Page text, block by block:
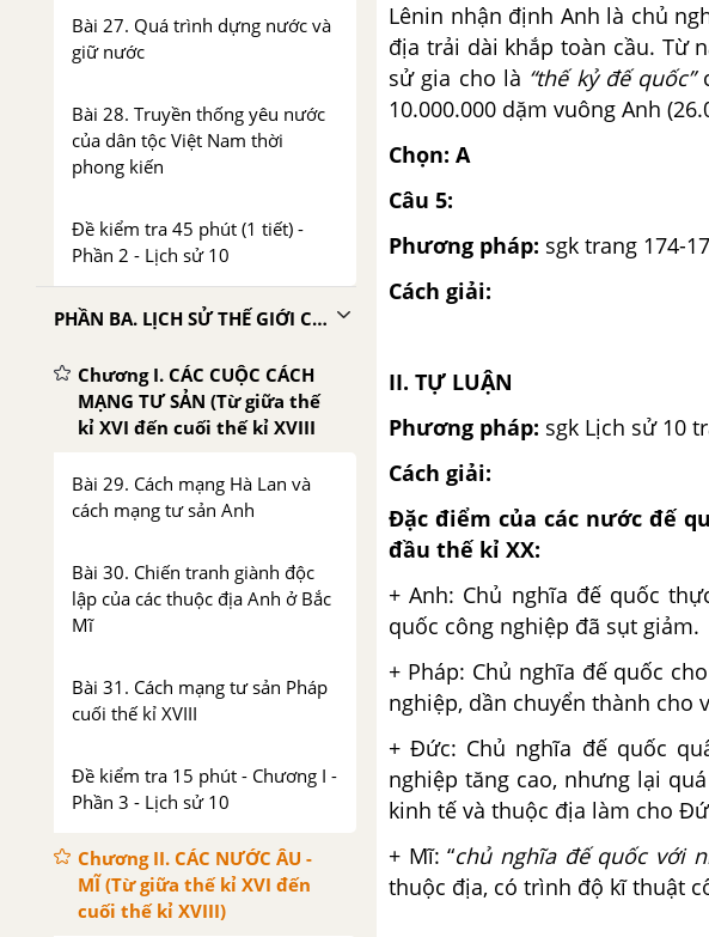
Bài 27. Quá trình dựng nước và
giữ nước
Bài 28. Truyền thống yêu nước
của dân tộc Việt Nam thời
phong kiến
Đề kiểm tra 45 phút (1 tiết) -
Phần 2 - Lịch sử 10
PHẦN BA. LỊCH SỬ THẾ GIỚI CẬN ĐẠI
Chương I. CÁC CUỘC CÁCH
MẠNG TƯ SẢN (Từ giữa thế
kỉ XVI đến cuối thế kỉ XVIII
Bài 29. Cách mạng Hà Lan và
cách mạng tư sản Anh
Bài 30. Chiến tranh giành độc
lập của các thuộc địa Anh ở Bắc
Mĩ
Bài 31. Cách mạng tư sản Pháp
cuối thế kỉ XVIII
Đề kiểm tra 15 phút - Chương I -
Phần 3 - Lịch sử 10
Chương II. CÁC NƯỚC ÂU -
MĨ (Từ giữa thế kỉ XVI đến
cuối thế kỉ XVIII)
Lênin nhận định Anh là chủ
địa trải dài khắp toàn cầu. Từ
sử gia cho là “thế kỷ đế quốc”
10.000.000 dặm vuông Anh
Chọn: A
Câu 5:
Phương pháp: sgk trang 174-
Cách giải:
II. TỰ LUẬN
Phương pháp: sgk Lịch sử 10
Cách giải:
Đặc điểm của các nước đế
đầu thế kỉ XX:
+ Anh: Chủ nghĩa đế quốc
quốc công nghiệp đã sụt giảm.
+ Pháp: Chủ nghĩa đế quốc
nghiệp, dần chuyển thành cho
+ Đức: Chủ nghĩa đế quốc
nghiệp tăng cao, nhưng lại
kinh tế và thuộc địa làm cho
+ Mĩ: “chủ nghĩa đế quốc với
thuộc địa, có trình độ kĩ thuật